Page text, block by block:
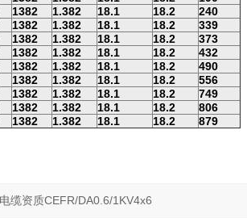
1382 1.382 18.1 18.2
240
1382 1.382 18.1 18.2
339
1382 1.382 18.1 18.2
373
1382 1.382 18.1 18.2
432
1382 1.382 18.1 18.2
490
1382 1.382 18.1 18.2
556
1382 1.382 18.1 18.2
749
1382 1.382 18.1 18.2
806
1382 1.382 18.1 18.2 879